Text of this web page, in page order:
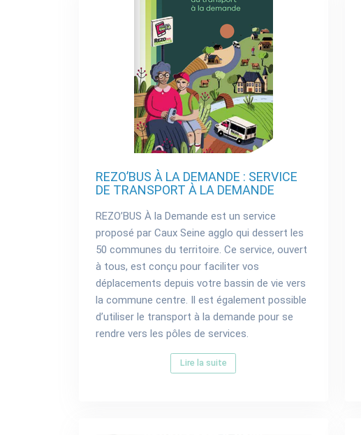
REZO’BUS À LA DEMANDE : SERVICE
DE TRANSPORT À LA DEMANDE
REZO’BUS À la Demande est un service
proposé par Caux Seine agglo qui dessert les
50 communes du territoire. Ce service, ouvert
à tous, est conçu pour faciliter vos
déplacements depuis votre bassin de vie vers
la commune centre. Il est également possible
d’utiliser le transport à la demande pour se
rendre vers les pôles de services.
Lire la suite